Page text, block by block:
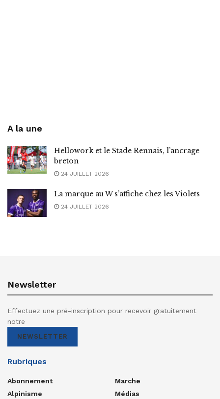
A la une
Hellowork et le Stade Rennais, l’ancrage
breton
24 JUILLET 2026
La marque au W s’affiche chez les Violets
24 JUILLET 2026
Newsletter
Effectuez une pré-inscription pour recevoir gratuitement
notre
NEWSLETTER
Rubriques
Abonnement
Alpinisme
Marche
Médias